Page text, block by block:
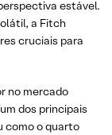
estável.
a Fitch
cruciais para
no mercado
dos principais
como o quarto